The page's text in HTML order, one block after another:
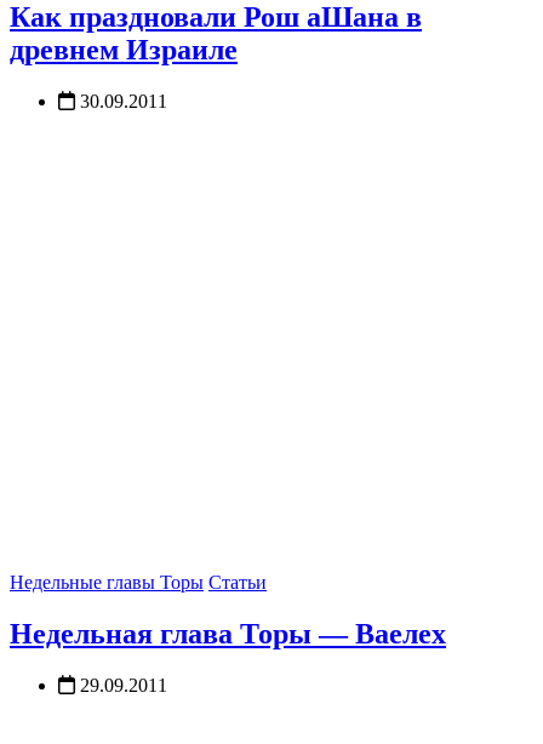
Как праздновали Рош аШана в
древнем Израиле
30.09.2011
Недельные главы Торы Статьи
Недельная глава Торы — Ваелех
29.09.2011